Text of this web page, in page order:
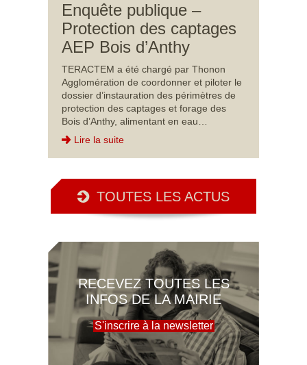
Enquête publique –
Protection des captages
AEP Bois d’Anthy
TERACTEM a été chargé par Thonon
Agglomération de coordonner et piloter le
dossier d’instauration des périmètres de
protection des captages et forage des
Bois d’Anthy, alimentant en eau…
Lire la suite
TOUTES LES ACTUS
RECEVEZ TOUTES LES
INFOS DE LA MAIRIE
S'inscrire à la newsletter